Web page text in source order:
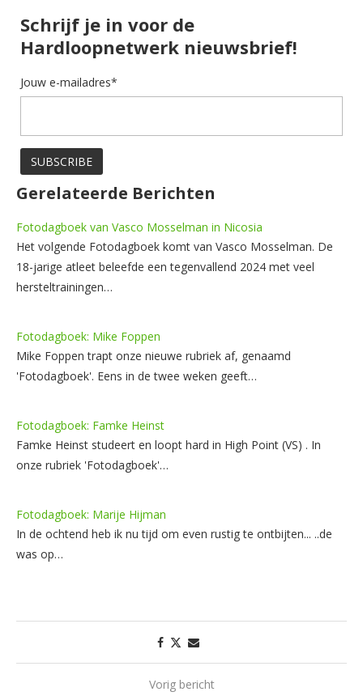
Schrijf je in voor de
Hardloopnetwerk nieuwsbrief!
Jouw e-mailadres*
Gerelateerde Berichten
Fotodagboek van Vasco Mosselman in Nicosia
Het volgende Fotodagboek komt van Vasco Mosselman. De
18-jarige atleet beleefde een tegenvallend 2024 met veel
hersteltrainingen…
Fotodagboek: Mike Foppen
Mike Foppen trapt onze nieuwe rubriek af, genaamd
'Fotodagboek'. Eens in de twee weken geeft…
Fotodagboek: Famke Heinst
Famke Heinst studeert en loopt hard in High Point (VS) . In
onze rubriek 'Fotodagboek'…
Fotodagboek: Marije Hijman
In de ochtend heb ik nu tijd om even rustig te ontbijten... ..de
was op…
Vorig bericht